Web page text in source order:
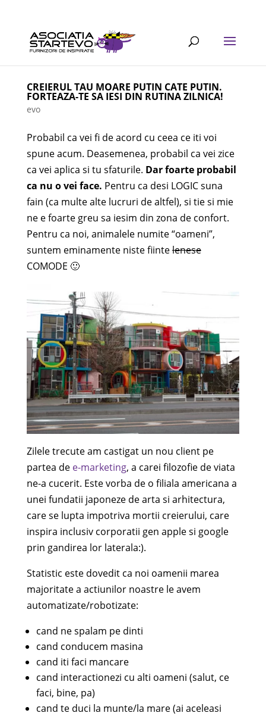
CREIERUL TAU MOARE PUTIN CATE PUTIN.
FORTEAZA-TE SA IESI DIN RUTINA ZILNICA!
evo
Probabil ca vei fi de acord cu ceea ce iti voi
spune acum. Deasemenea, probabil ca vei zice
ca vei aplica si tu sfaturile. Dar foarte probabil
ca nu o vei face. Pentru ca desi LOGIC suna
fain (ca multe alte lucruri de altfel), si tie si mie
ne e foarte greu sa iesim din zona de confort.
Pentru ca noi, animalele numite “oameni”,
suntem eminamente niste fiintelenese
COMODE 🙂
Zilele trecute am castigat un nou client pe
partea de e-marketing, a carei filozofie de viata
ne-a cucerit. Este vorba de o filiala americana a
unei fundatii japoneze de arta si arhitectura,
care se lupta impotriva mortii creierului, care
inspira inclusiv corporatii gen apple si google
prin gandirea lor laterala:).
Statistic este dovedit ca noi oamenii marea
majoritate a actiunilor noastre le avem
automatizate/robotizate:
cand ne spalam pe dinti
cand conducem masina
cand iti faci mancare
cand interactionezi cu alti oameni (salut, ce
faci, bine, pa)
cand te duci la munte/la mare (ai aceleasi